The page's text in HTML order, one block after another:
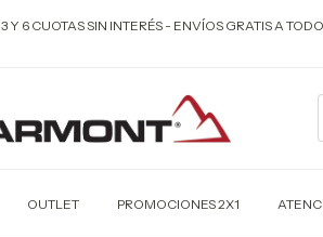
3 Y 6 CUOTAS SIN INTERÉS - ENVÍOS GRATIS A
OUTLET PROMOCIONES 2X1